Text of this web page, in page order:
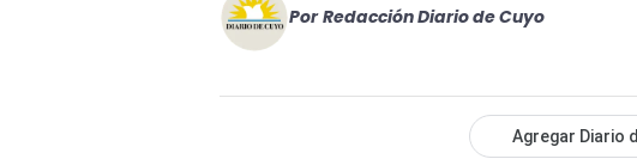
Por Redacción Diario de Cuyo
Agregar Diario